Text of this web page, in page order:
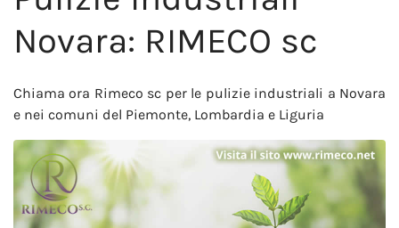
Novara: RIMECO sc
Chiama ora Rimeco sc per le pulizie industriali a Novara
e nei comuni del Piemonte, Lombardia e Liguria